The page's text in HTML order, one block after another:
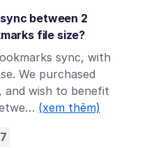
between 2
file size?
sync, with
We purchased
wish to benefit
(xem thêm)